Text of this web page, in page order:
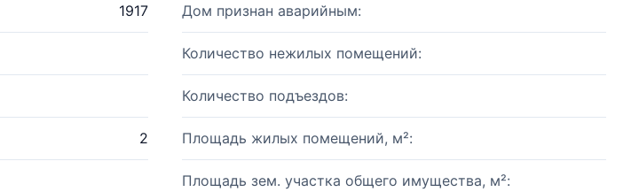
1917 Дом признан аварийным:
Количество нежилых помещений:
Количество подъездов:
2 Площадь жилых помещений, м²:
Площадь зем. участка общего имущества, м²: